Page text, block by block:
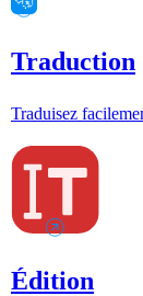
Traduction
Traduisez
Édition